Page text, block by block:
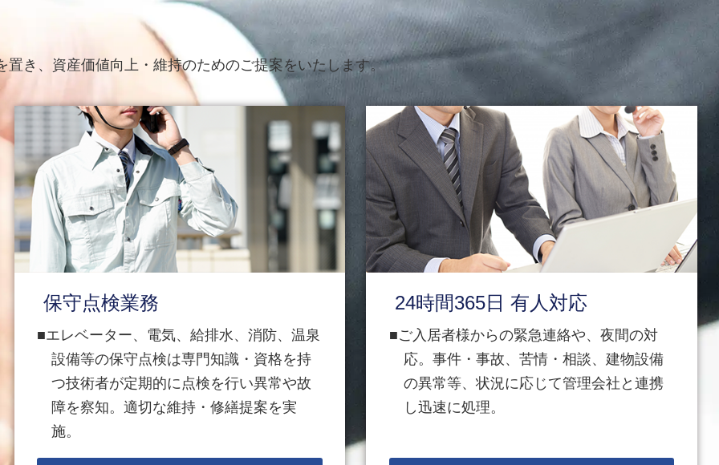
き、資産価値向上・維持のためのご提案をいたします。
保守点検業務
エレベーター、電気、給排水、消防、温泉
設備等の保守点検は専門知識・資格を持
つ技術者が定期的に点検を行い異常や故
障を察知。適切な維持・修繕提案を実
施。
24時間365日 有人対応
ご入居者様からの緊急連絡や、夜間の対
応。事件・事故、苦情・相談、建物設備
の異常等、状況に応じて管理会社と連携
し迅速に処理。